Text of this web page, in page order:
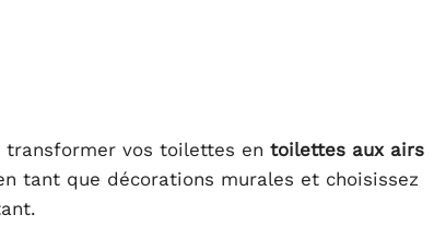
transformer vos toilettes en toilettes aux airs
tant que décorations murales et choisissez